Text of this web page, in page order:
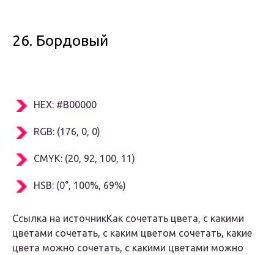
26. Бордовый
HEX: #B00000
RGB: (176, 0, 0)
CMYK: (20, 92, 100, 11)
HSB: (0°, 100%, 69%)
Ссылка на источникКак сочетать цвета, с какими
цветами сочетать, с каким цветом сочетать, какие
цвета можно сочетать, с какими цветами можно